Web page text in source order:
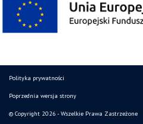
Polityka prywatności
Poprzednia wersja strony
© Copyright 2026 - Wszelkie Prawa Zastrzeżone